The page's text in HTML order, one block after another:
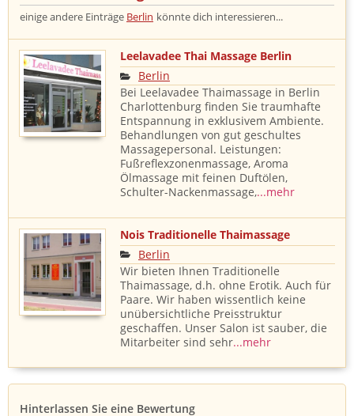
einige andere Einträge Berlin könnte dich interessieren...
Leelavadee Thai Massage Berlin
Berlin
Bei Leelavadee Thaimassage in Berlin
Charlottenburg finden Sie traumhafte
Entspannung in exklusivem Ambiente.
Behandlungen von gut geschultes
Massagepersonal. Leistungen:
Fußreflexzonenmassage, Aroma
Ölmassage mit feinen Duftölen,
Schulter-Nackenmassage,...mehr
Nois Traditionelle Thaimassage
Berlin
Wir bieten Ihnen Traditionelle
Thaimassage, d.h. ohne Erotik. Auch für
Paare. Wir haben wissentlich keine
unübersichtliche Preisstruktur
geschaffen. Unser Salon ist sauber, die
Mitarbeiter sind sehr...mehr
Hinterlassen Sie eine Bewertung